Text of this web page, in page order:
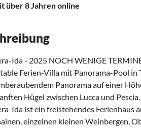
über 8 Jahren online
Ida - 2025 NOCH WENIGE
Ferien-Villa mit Panorama-Pool in
Panorama auf einer
Hügel zwischen Lucca und Pescia.
Ida ist ein freistehendes Ferienhaus
einzelnen kleinen Weinbergen,